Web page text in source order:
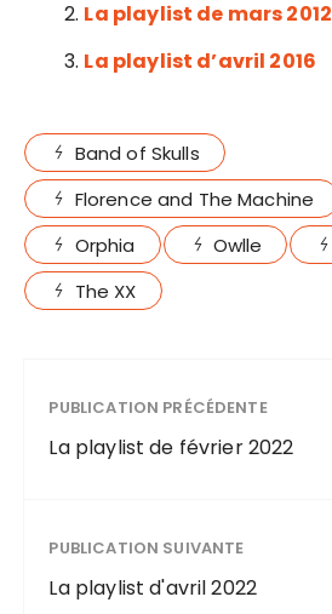
La playlist de mars 2012
La playlist d’avril 2016
Band of Skulls
Florence and The Machine
Orphia
Owlle
The XX
PUBLICATION PRÉCÉDENTE
La playlist de février 2022
PUBLICATION SUIVANTE
La playlist d'avril 2022